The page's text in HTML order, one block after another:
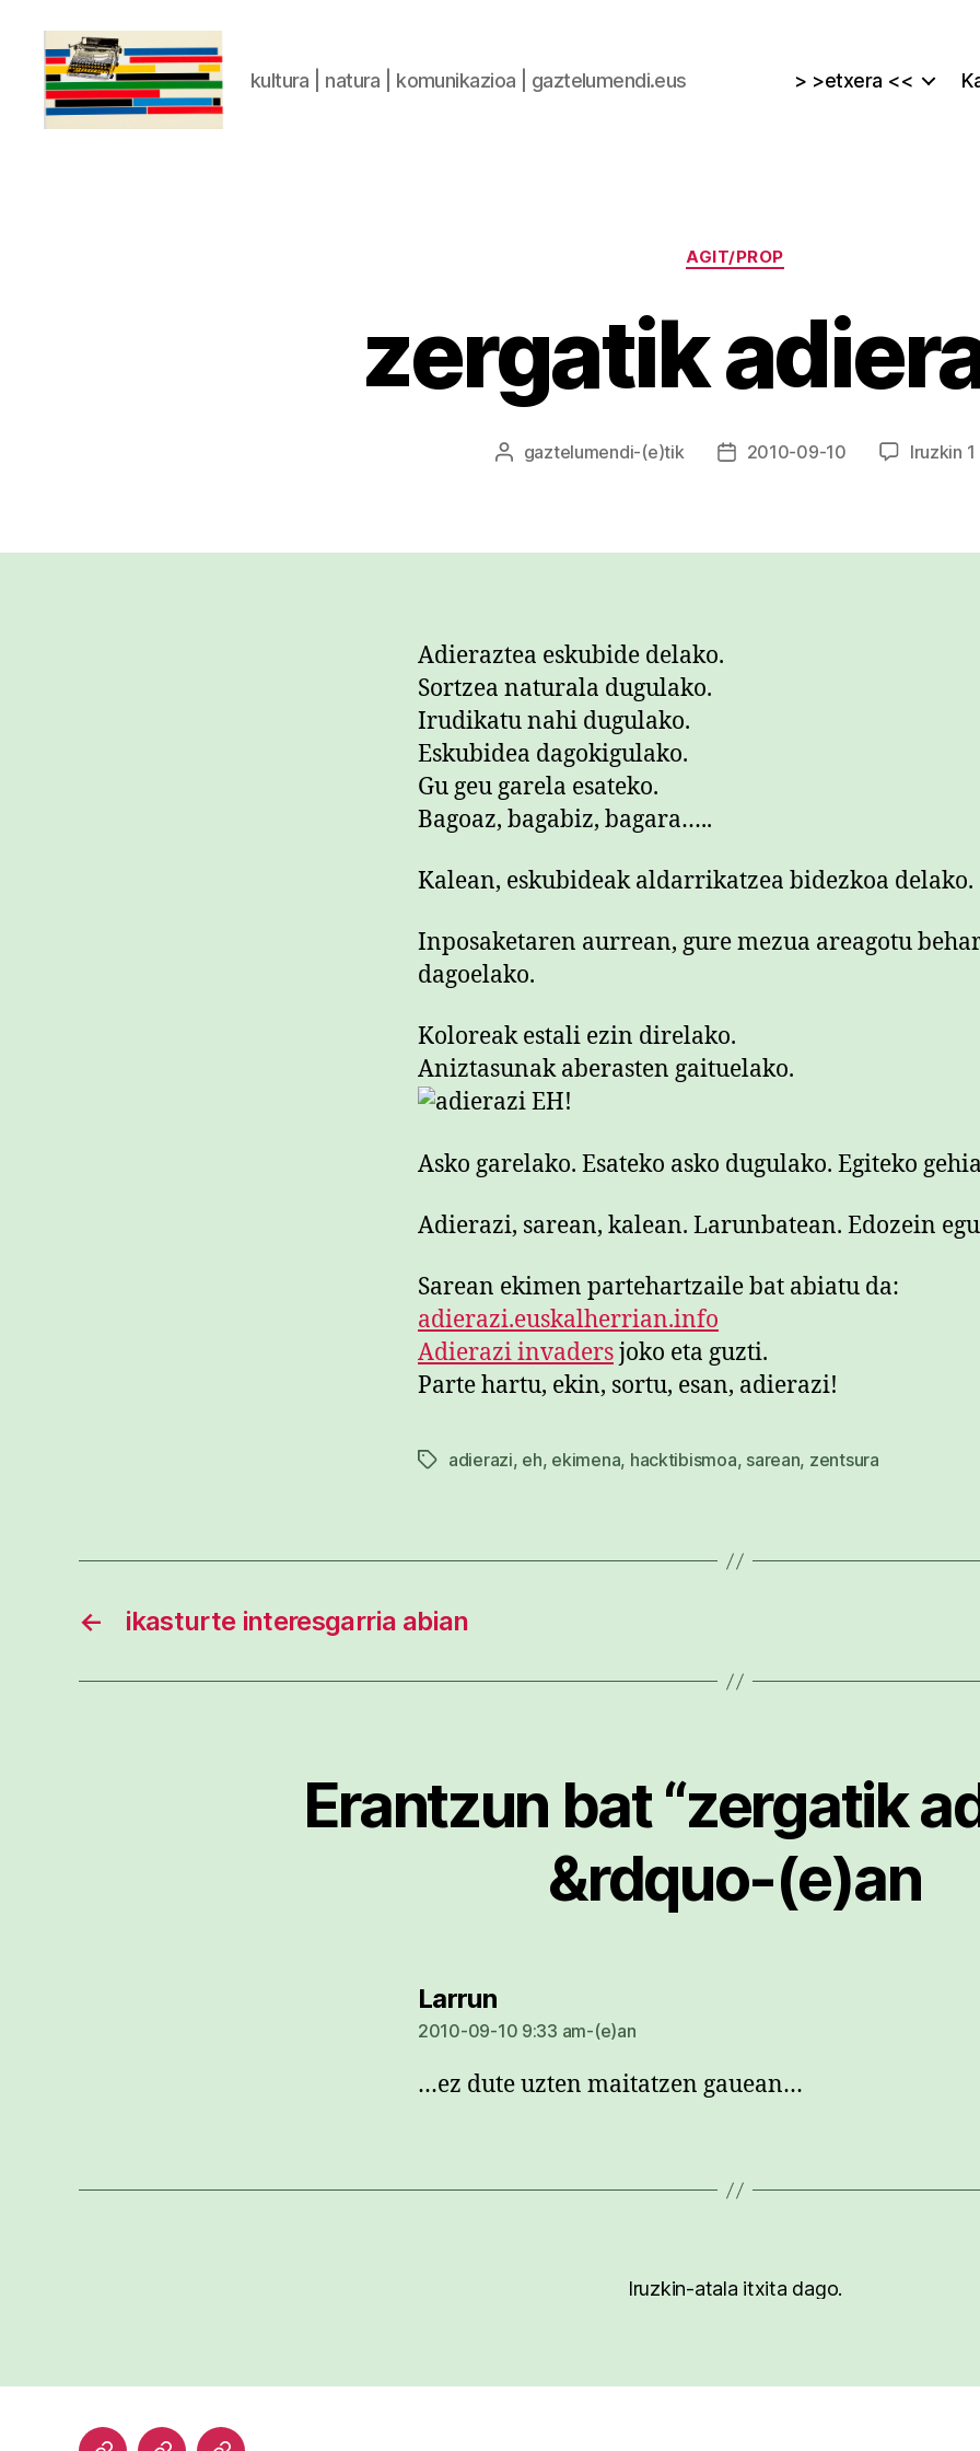
kultura | natura | komunikazioa | gaztelumendi.eus > >etxera <<
Kategoriak
AGIT/PROP
zergatik
Argitalpenaren
gaztelumendi-(e)tik
Argitalpenaren
2010-09-10 Iruzkin 1
Adieraztea eskubide delako.
Sortzea naturala dugulako.
Irudikatu nahi dugulako.
Eskubidea dagokigulako.
Gu geu garela esateko.
Bagoaz, bagabiz, bagara…..
Kalean, eskubideak aldarrikatzea bidezkoa delako.
Inposaketaren aurrean, gure mezua areagotu
dagoelako.
Koloreak estali ezin direlako.
Aniztasunak aberasten gaituelako.
Asko garelako. Esateko asko dugulako. Egiteko
Adierazi, sarean, kalean. Larunbatean. Edozein
Sarean ekimen partehartzaile bat abiatu da:
adierazi.euskalherrian.info
Adierazi invadersjoko eta guzti.
Parte hartu, ekin, sortu, esan, adierazi!
Etiketakadierazi, eh, ekimena, hacktibismoa, sarean, zentsura
← ikasturte interesgarria abian
Erantzun bat “zergatik
&rdquo-(e)an
Larrundio:
2010-09-10 9:33 am-(e)an
…ez dute uzten maitatzen gauean…
Iruzkin-atala itxita dago.